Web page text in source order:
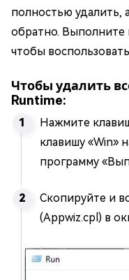
полностью удалить,
обратно.
чтобы
Чтобы удалить
Runtime:
Нажмите
клавишу «Win»
программу
Скопируйте и
(Appwiz.cpl) в